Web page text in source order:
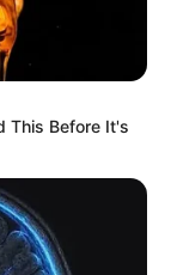
This Before It's